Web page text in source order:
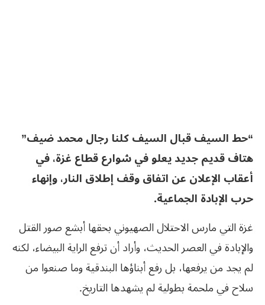
“حط السيف قبال السيف كلنا رجال محمد ضيف”
هتاف قديم جديد يعلو في شوارع قطاع غزة، في
أعقاب الإعلان عن اتفاق وقف إطلاق النار، وإنهاء
حرب الإبادة الجماعية.
غزة التي مارس الاحتلال الصهيوني بحقها أبشع صور القتل
والإبادة في العصر الحديث، وأراد أن ترفع الراية البيضاء، لكنه
لم يجد من يرفعها، بل رفع أبناؤها البندقية وما صنعوا من
سلاح في ملحمة بطولية لم يشهدها التاريخ.